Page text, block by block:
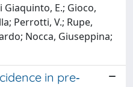
Giaquinto, E.; Gioco,
Perrotti, V.; Rupe,
Nocca, Giuseppina;
in pre‐